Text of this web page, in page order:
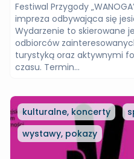
Festiwal Przygody
impreza odbywająca się
Wydarzenie to skierowane
odbiorców
turystyką oraz aktywnymi
czasu. Termin...
kulturalne, koncerty
wystawy, pokazy